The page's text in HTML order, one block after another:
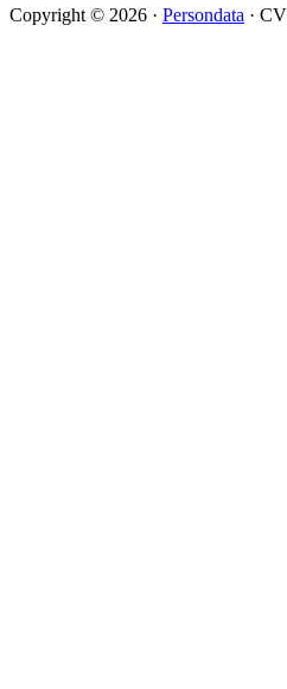
Copyright © 2026 · Persondata ·